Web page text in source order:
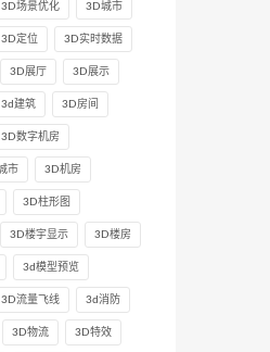
3D场景优化 3D城市
3D定位 3D实时数据
3D展厅 3D展示
3d建筑 3D房间
3D数字机房
市 3D机房
3D柱形图
3D楼宇显示 3D楼房
3d模型预览
3D流量飞线 3d消防
3D物流 3D特效